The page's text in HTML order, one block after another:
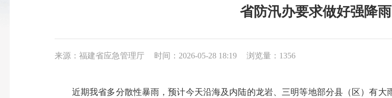
省防汛办要求做好强降
来源：福建省应急管理厅 时间：2026-05-28 18:19 浏览量：1356
近期我省多分散性暴雨，预计今天沿海及内陆的龙岩、三明等地部分县（区）有大